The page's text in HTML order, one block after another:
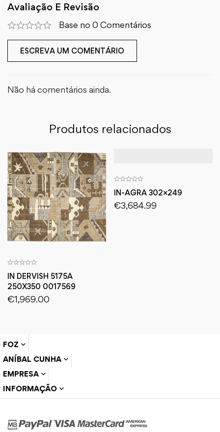
Avaliação E Revisão
Base no 0 Comentários
ESCREVA UM COMENTÁRIO
Não há comentários ainda.
Produtos relacionados
IN DERVISH 5175A
250X350 0017569
€1,969.00
IN-AGRA 302×249
€3,684.99
FOZ
ANÍBAL CUNHA
EMPRESA
INFORMAÇÃO